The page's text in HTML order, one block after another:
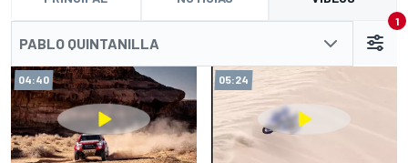
PABLO QUINTANILLA
1
04:40 05:24